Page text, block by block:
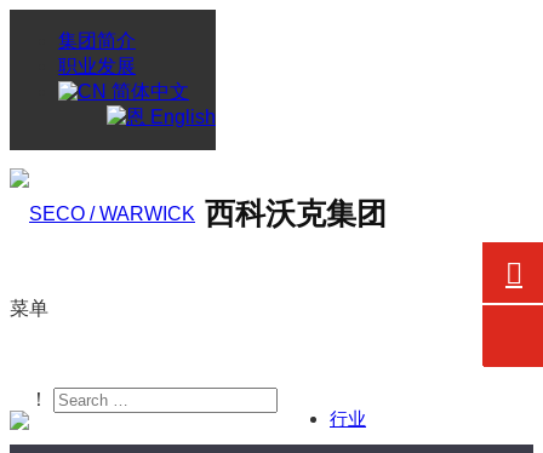
集团简介
职业发展
简体中文
English
西科沃克集团
菜单
行业
！